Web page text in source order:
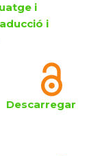
i
i
Descarregar